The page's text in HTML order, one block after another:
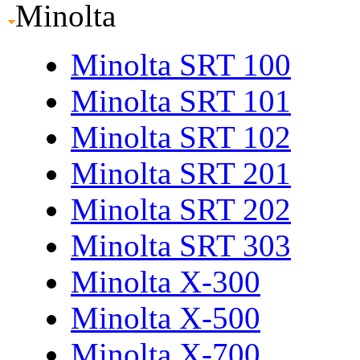
Minolta
Minolta SRT 100
Minolta SRT 101
Minolta SRT 102
Minolta SRT 201
Minolta SRT 202
Minolta SRT 303
Minolta X-300
Minolta X-500